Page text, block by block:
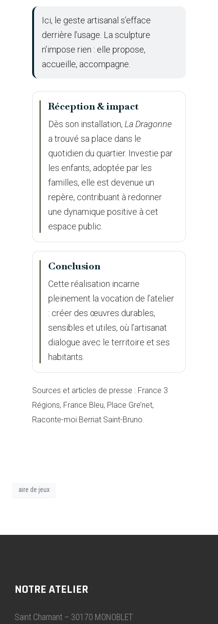
Ici, le geste artisanal s’efface
derrière l’usage. La sculpture
n’impose rien : elle propose,
accueille, accompagne.
Réception & impact
Dès son installation, La Dragonne
a trouvé sa place dans le
quotidien du quartier. Investie par
les enfants, adoptée par les
familles, elle est devenue un
repère, contribuant à redonner
une dynamique positive à cet
espace public.
Conclusion
Cette réalisation incarne
pleinement la vocation de l’atelier
: créer des œuvres durables,
sensibles et utiles, où l’artisanat
dialogue avec le territoire et ses
habitants.
Sources et articles de presse : France 3
Régions, France Bleu, Place Gre’net,
Raconte-moi Berriat Saint-Bruno.
aire de jeux
NOTRE ATELIER
Saint Chamant – 30170 MONOBLET